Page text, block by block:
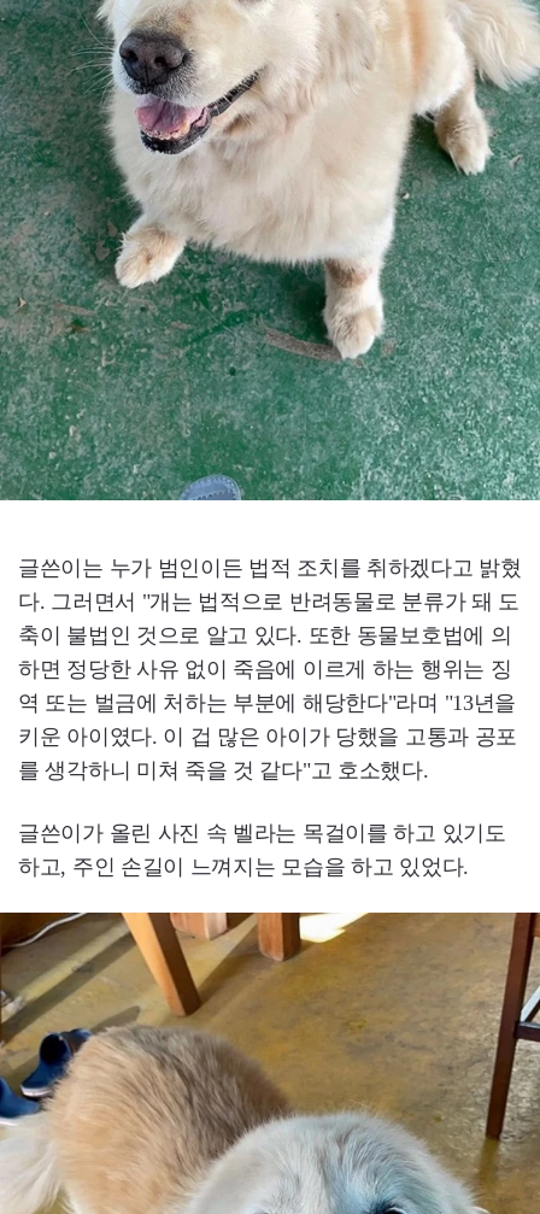
글쓴이는 누가 범인이든 법적 조치를 취하겠다고 밝혔
다. 그러면서 "개는 법적으로 반려동물로 분류가 돼 도
축이 불법인 것으로 알고 있다. 또한 동물보호법에 의
하면 정당한 사유 없이 죽음에 이르게 하는 행위는 징
역 또는 벌금에 처하는 부분에 해당한다"라며 "13년을
키운 아이였다. 이 겁 많은 아이가 당했을 고통과 공포
를 생각하니 미쳐 죽을 것 같다"고 호소했다.
글쓴이가 올린 사진 속 벨라는 목걸이를 하고 있기도
하고, 주인 손길이 느껴지는 모습을 하고 있었다.